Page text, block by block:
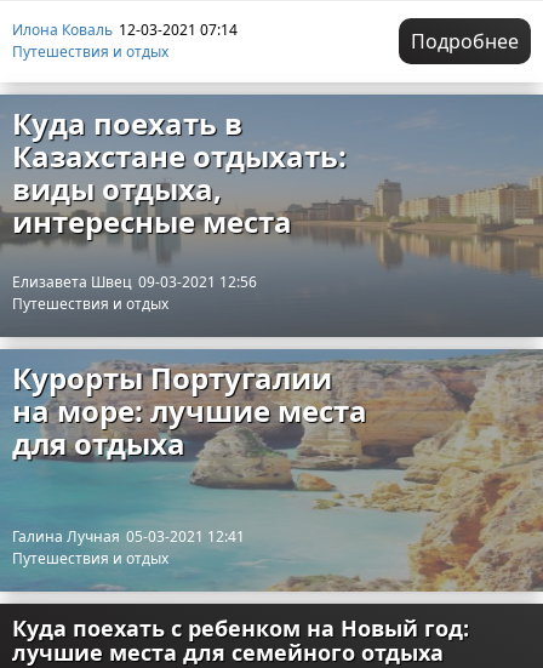
Илона Коваль 12-03-2021 07:14
Путешествия и отдых
Подробнее
Куда поехать в
Казахстане отдыхать:
виды отдыха,
интересные места
Елизавета Швец 09-03-2021 12:56
Путешествия и отдых
Курорты Португалии
на море: лучшие места
для отдыха
Галина Лучная 05-03-2021 12:41
Путешествия и отдых
Куда поехать с ребенком на Новый год:
лучшие места для семейного отдыха